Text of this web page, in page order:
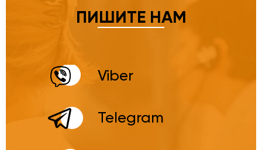
ПИШИТЕ НАМ
Viber
Telegram